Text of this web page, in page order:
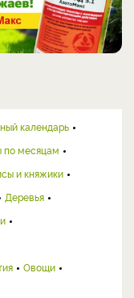
календарь
по месяцам
и княжики
Деревья
Овощи